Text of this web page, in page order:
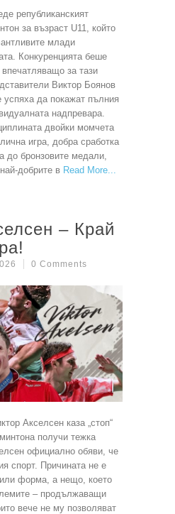
републиканският
за възраст U11, който
млади
Конкуренцията беше
за тази
Виктор Боянов
да покажат пълния
надпревара.
двойки момчета
игра, добра сработка
до бронзовите медали,
добрите в Read More
– Край
0 Comments
Акселсен каза „стоп“
получи тежка
официално обяви, че
спорт. Причината не е
форма, а нещо, което
– продължаващи
вече не му позволяват